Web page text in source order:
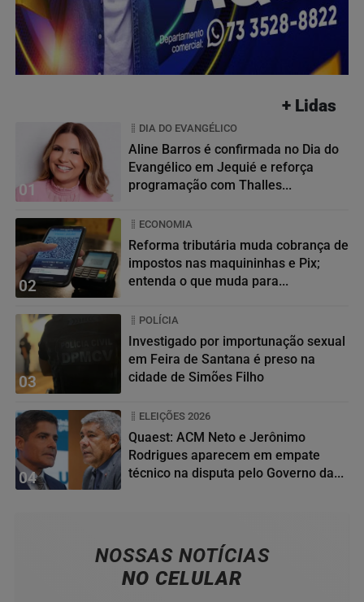
+ Lidas
01
DIA DO EVANGÉLICO
Aline Barros é confirmada no Dia do
Evangélico em Jequié e reforça
programação com Thalles...
02
ECONOMIA
Reforma tributária muda cobrança de
impostos nas maquininhas e Pix;
entenda o que muda para...
03
POLÍCIA
Investigado por importunação sexual
em Feira de Santana é preso na
cidade de Simões Filho
04
ELEIÇÕES 2026
Quaest: ACM Neto e Jerônimo
Rodrigues aparecem em empate
técnico na disputa pelo Governo da...
NOSSAS NOTÍCIAS
NO CELULAR